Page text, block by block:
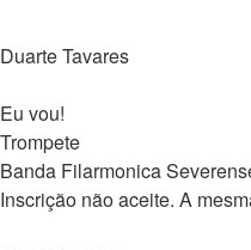
Duarte Tavares
Eu vou!
Trompete
Banda Filarmonica
Inscrição não aceite. A